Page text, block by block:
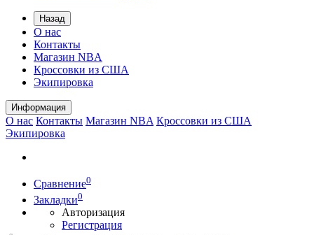
Назад
О нас
Контакты
Магазин NBA
Кроссовки из США
Экипировка
Информация
О нас Контакты Магазин NBA Кроссовки из США
Экипировка
Сравнение0
Закладки0
Авторизация
Регистрация